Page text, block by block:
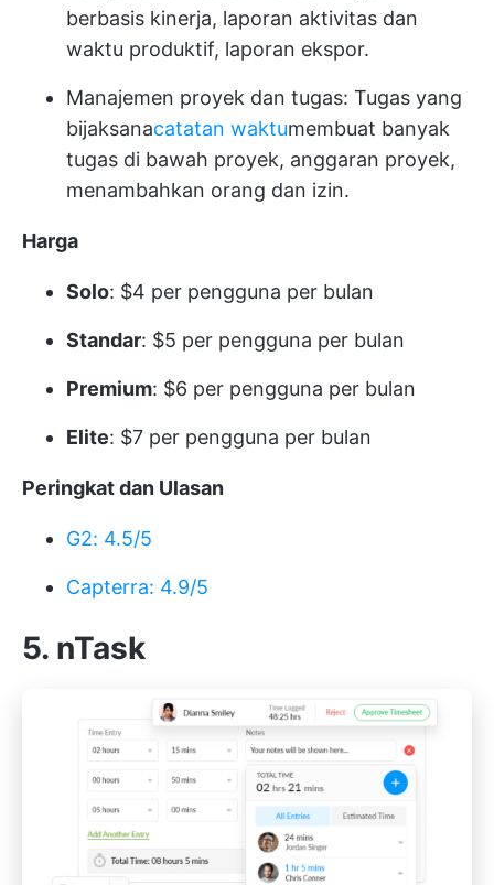
berbasis kinerja, laporan aktivitas dan
waktu produktif, laporan ekspor.
Manajemen proyek dan tugas: Tugas yang
bijaksanacatatan waktumembuat banyak
tugas di bawah proyek, anggaran proyek,
menambahkan orang dan izin.
Harga
Solo: $4 per pengguna per bulan
Standar: $5 per pengguna per bulan
Premium: $6 per pengguna per bulan
Elite: $7 per pengguna per bulan
Peringkat dan Ulasan
G2: 4.5/5
Capterra: 4.9/5
5. nTask